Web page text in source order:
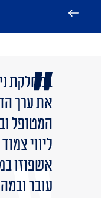
במחלקת
המטופל
ליווי
אשפוזו
עובר